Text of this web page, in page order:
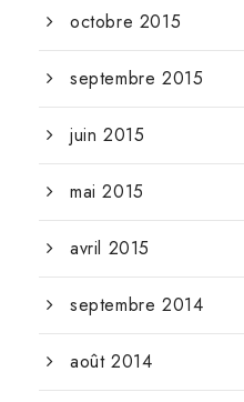
octobre 2015
septembre 2015
juin 2015
mai 2015
avril 2015
septembre 2014
août 2014